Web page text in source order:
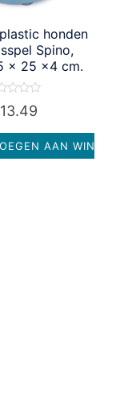
honden
Spino,
x 25 x4 cm.
13.49
AAN